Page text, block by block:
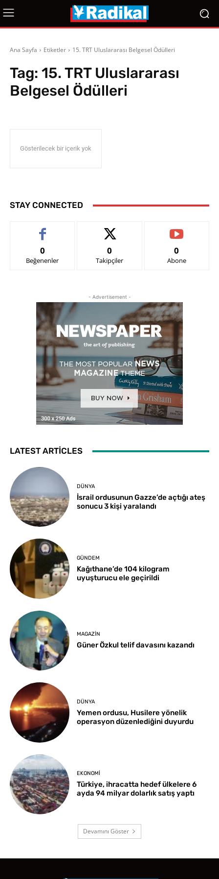
Ana Sayfa Etiketler 15. TRT Uluslararası Belgesel Ödülleri
Tag: 15. TRT Uluslararası
Belgesel Ödülleri
Gösterilecek bir içerik yok
STAY CONNECTED
0
Beğenenler
0
Takipçiler
0
Abone
- Advertisement -
LATEST ARTICLES
DÜNYA
İsrail ordusunun Gazze’de açtığı ateş
sonucu 3 kişi yaralandı
GÜNDEM
Kağıthane’de 104 kilogram
uyuşturucu ele geçirildi
MAGAZIN
Güner Özkul telif davasını kazandı
DÜNYA
Yemen ordusu, Husilere yönelik
operasyon düzenlediğini duyurdu
EKONOMI
Türkiye, ihracatta hedef ülkelere 6
ayda 94 milyar dolarlık satış yaptı
Devamını Göster